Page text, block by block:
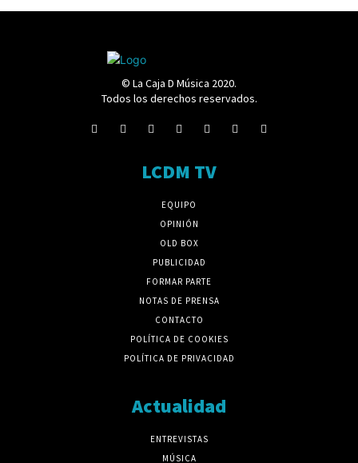
© La Caja D Música 2020.
Todos los derechos reservados.
LCDM TV
EQUIPO
OPINIÓN
OLD BOX
PUBLICIDAD
FORMAR PARTE
NOTAS DE PRENSA
CONTACTO
POLÍTICA DE COOKIES
POLÍTICA DE PRIVACIDAD
Actualidad
ENTREVISTAS
MÚSICA